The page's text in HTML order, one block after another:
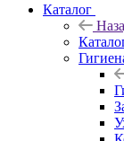
Каталог